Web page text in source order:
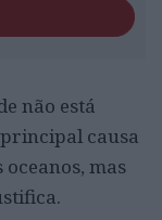
não está
causa
mas